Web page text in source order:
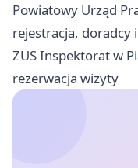
Powiatowy Urząd
rejestracja, doradcy
ZUS Inspektorat w
rezerwacja wizyty